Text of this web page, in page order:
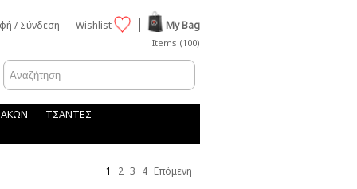
/ Σύνδεση Wishlist My Bag
Items (100)
ΤΣΑΝΤΕΣ
1 2 3 4 Επόμενη